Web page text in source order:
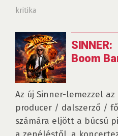
kritika
SINNER:
Boom
Az új Sinner-lemezzel
producer / dalszerző /
számára eljött a búcsú